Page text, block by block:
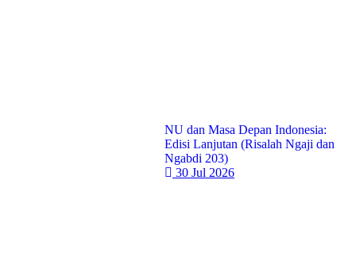
NU dan Masa Depan Indonesia:
Edisi Lanjutan (Risalah Ngaji dan
Ngabdi 203)
30 Jul 2026